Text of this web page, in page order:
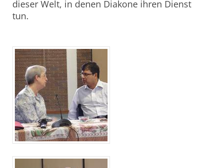
dieser Welt, in denen Diakone ihren Dienst
tun.